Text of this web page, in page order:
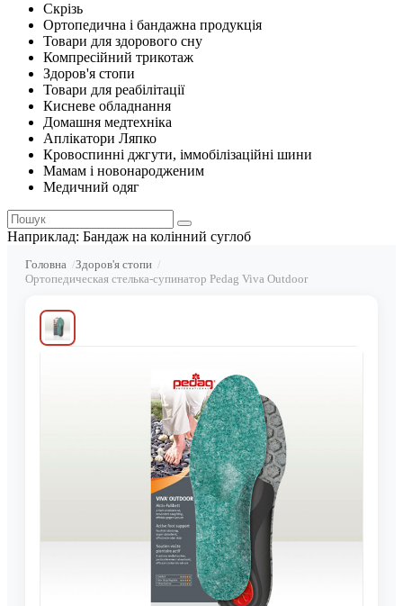
Скрізь
Ортопедична і бандажна продукція
Товари для здорового сну
Компресійний трикотаж
Здоров'я стопи
Товари для реабілітації
Кисневе обладнання
Домашня медтехніка
Аплікатори Ляпко
Кровоспинні джгути, іммобілізаційні шини
Мамам і новонародженим
Медичний одяг
Наприклад: Бандаж на колінний суглоб
Головна
Здоров'я стопи
Ортопедическая стелька-супинатор Pedag Viva Outdoor